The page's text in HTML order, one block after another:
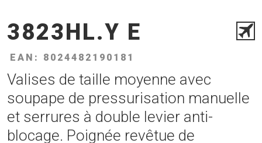
3823HL.Y E
EAN: 8024482190181
Valises de taille moyenne avec
soupape de pressurisation manuelle
et serrures à double levier anti-
blocage. Poignée revêtue de